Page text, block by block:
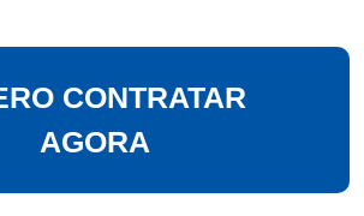
CONTRATAR
AGORA